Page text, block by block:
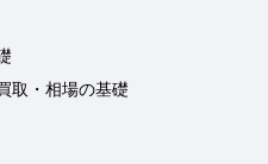
取・相場の基礎